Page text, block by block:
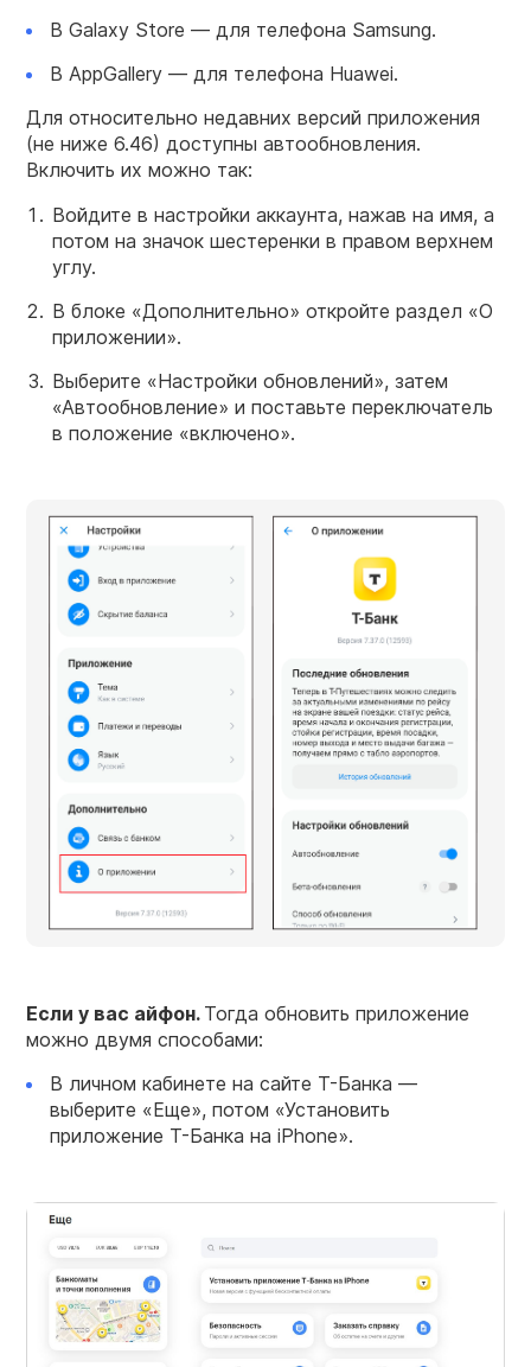
В Galaxy Store — для телефона Samsung.
В AppGallery — для телефона Huawei.
Для относительно недавних версий приложения
(не ниже 6.46) доступны автообновления.
Включить их можно так:
Войдите в настройки аккаунта, нажав на имя, а
потом на значок шестеренки в правом верхнем
углу.
В блоке «Дополнительно» откройте раздел «О
приложении».
Выберите «Настройки обновлений», затем
«Автообновление» и поставьте переключатель
в положение «включено».
Если у вас айфон. Тогда обновить приложение
можно двумя способами:
В личном кабинете на сайте Т-Банка —
выберите «Еще», потом «Установить
приложение Т-Банка на iPhone».